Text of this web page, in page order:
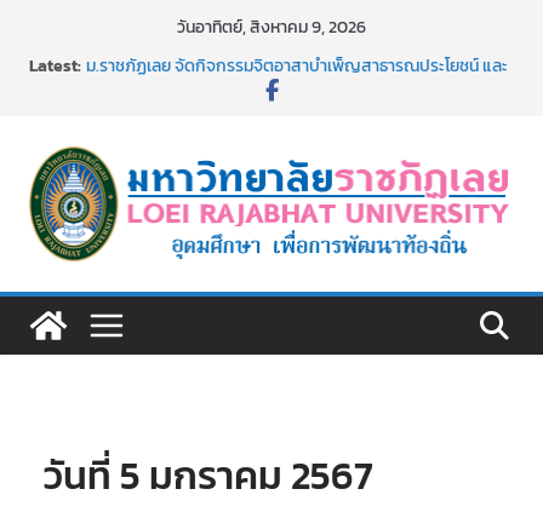
วันอาทิตย์, สิงหาคม 9, 2026
Latest:ม.ราชภัฏเลย จัดกิจกรรมจิตอาสาบำเพ็ญสาธารณประโยชน์ และ
เงินรายได้
ม.ราชภัฏเลย จัดมหกรรมวิชาการ เปิดบ้าน LRU ครั้งที่ 4 เปิดให้
นักเรียนมัธยมปลายค้นหาสาขาวิชาในฝัน สู่อนาคตที่ใช่
อธิการบดี มรภ.เลย ร่วมประชุมชี้แจงกับคณะอนุกรรมาธิการ
ประจำปีงบประมาณ พ.ศ. 2570
๑,๙๗๒ ชุด โดยวิธีเฉพาะเจาะจง
วันที่ 5 มกราคม 2567